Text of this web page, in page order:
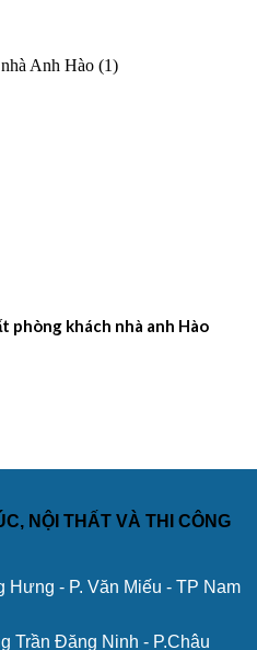
phòng khách nhà anh Hào
NỘI THẤT VÀ THI CÔNG
Hưng - P. Văn Miếu - TP Nam
Trần Đăng Ninh - P.Châu